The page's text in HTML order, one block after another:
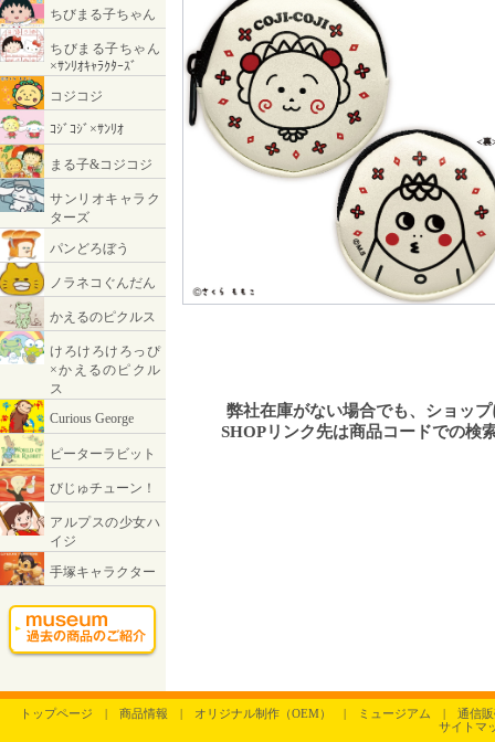
弊社在庫がない場合でも、ショッ
SHOPリンク先は商品コードでの検
トップページ 商品情報 オリジナル制作（OEM） ミュージアム
通信
サイトマ